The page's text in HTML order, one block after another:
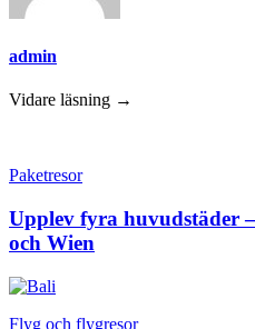
admin
Vidare läsning →
Paketresor
Upplev fyra huvudstäder
och Wien
Flyg och flygresor